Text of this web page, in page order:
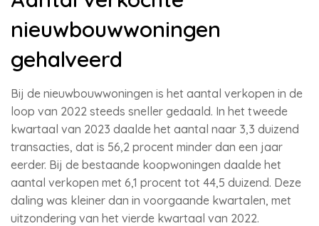
nieuwbouwwoningen
gehalveerd
Bij de nieuwbouwwoningen is het aantal verkopen in de
loop van 2022 steeds sneller gedaald. In het tweede
kwartaal van 2023 daalde het aantal naar 3,3 duizend
transacties, dat is 56,2 procent minder dan een jaar
eerder. Bij de bestaande koopwoningen daalde het
aantal verkopen met 6,1 procent tot 44,5 duizend. Deze
daling was kleiner dan in voorgaande kwartalen, met
uitzondering van het vierde kwartaal van 2022.